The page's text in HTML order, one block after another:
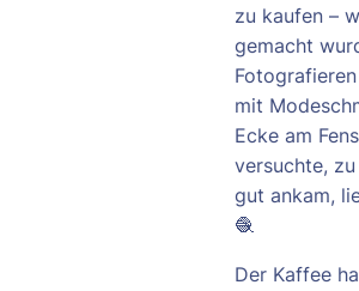
zu kaufen –
gemacht
mit
Ecke am
versuchte,
gut ankam,
🧶
Der Kaffee